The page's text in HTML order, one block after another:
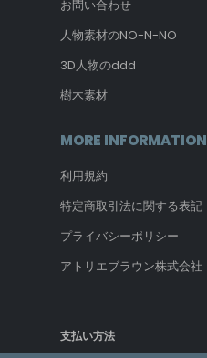
お問い合わせ
人物素材のNO-N-NO
3D人物のddd
樹木素材
MORE INFORMATION
利用規約
特定商取引法に関する表記
プライバシーポリシー
アトリエブラウン株式会社
支払い方法